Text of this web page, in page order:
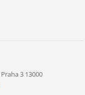
Praha 3 13000